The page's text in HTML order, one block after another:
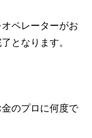
ペレーターがお
となります。
のプロに何度で